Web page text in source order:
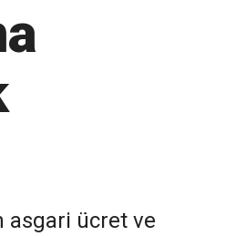
asgari ücret ve